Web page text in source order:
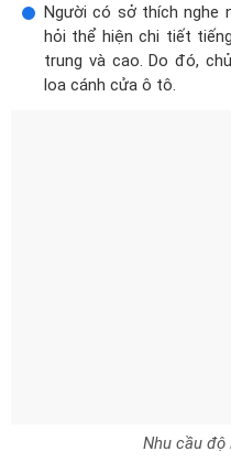
Người có sở thích nghe
hỏi thể hiện chi tiết
trung và cao. Do đó,
loa cánh cửa ô tô.
Nhu cầu